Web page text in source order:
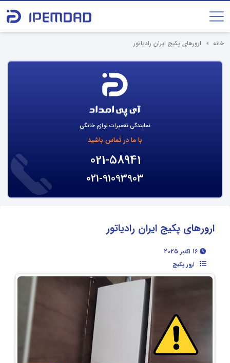
خانه ارورهای پکیج ایران رادیاتور
نمایندگی تعمیرات لوازم خانگی
با ما در تماس باشید
021-58941
021-91093903
ارورهای پکیج ایران رادیاتور
ارور پکیج